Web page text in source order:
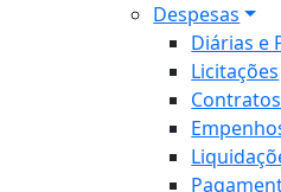
Despesas
Diárias e
Licitações
Contratos